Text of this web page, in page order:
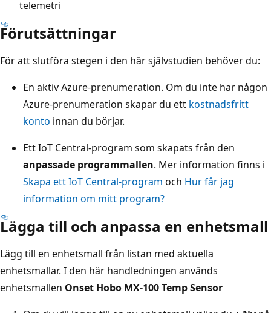
telemetri
Förutsättningar
För att slutföra stegen i den här självstudien behöver du:
En aktiv Azure-prenumeration. Om du inte har någon
Azure-prenumeration skapar du ett kostnadsfritt
konto innan du börjar.
Ett IoT Central-program som skapats från den
anpassade programmallen. Mer information finns i
Skapa ett IoT Central-program och Hur får jag
information om mitt program?
Lägga till och anpassa en enhetsmall
Lägg till en enhetsmall från listan med aktuella
enhetsmallar. I den här handledningen används
enhetsmallen Onset Hobo MX-100 Temp Sensor